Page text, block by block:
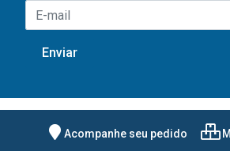
Acompanhe seu pedido